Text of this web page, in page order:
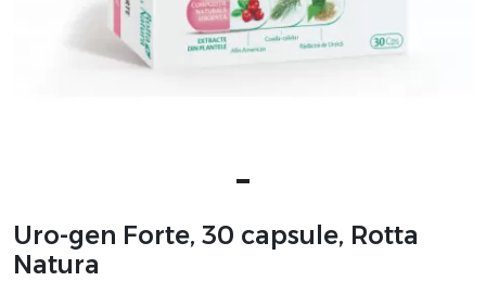
Uro-gen Forte, 30 capsule, Rotta
Natura